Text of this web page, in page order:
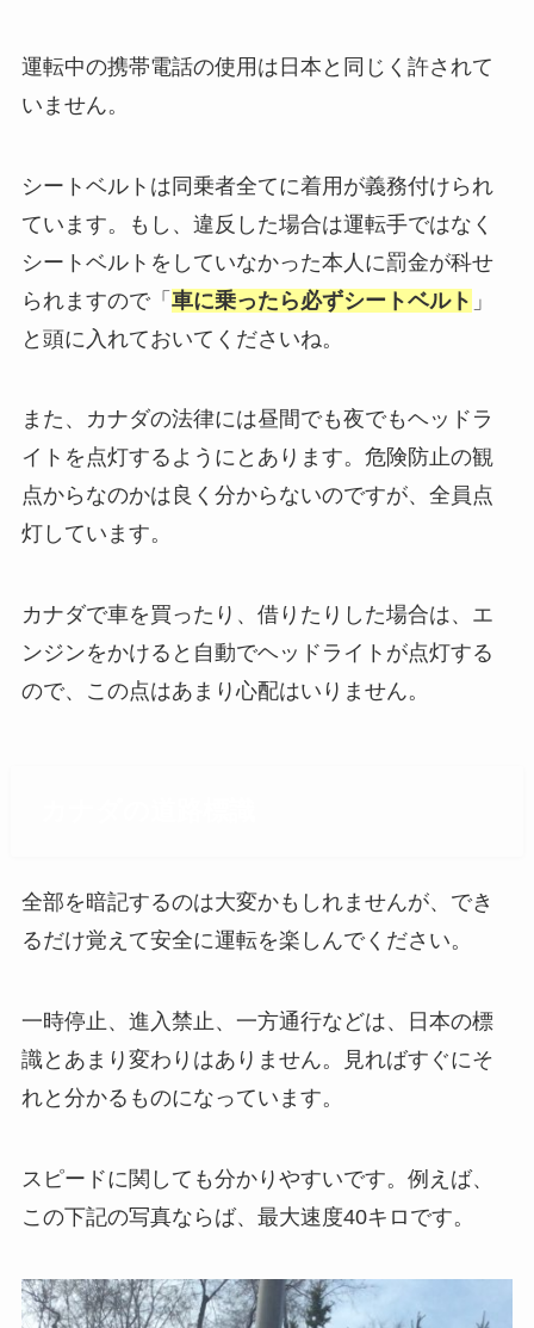
運転中の携帯電話の使用は日本と同じく許されて
いません。
シートベルトは同乗者全てに着用が義務付けられ
ています。もし、違反した場合は運転手ではなく
シートベルトをしていなかった本人に罰金が科せ
られますので「 車に乗ったら必ずシートベルト 」
と頭に入れておいてくださいね。
また、カナダの法律には昼間でも夜でもヘッドラ
イトを点灯するようにとあります。危険防止の観
点からなのかは良く分からないのですが、全員点
灯しています。
カナダで車を買ったり、借りたりした場合は、エ
ンジンをかけると自動でヘッドライトが点灯する
ので、この点はあまり心配はいりません。
全部を暗記するのは大変かもしれませんが、でき
るだけ覚えて安全に運転を楽しんでください。
一時停止、進入禁止、一方通行などは、日本の標
識とあまり変わりはありません。見ればすぐにそ
れと分かるものになっています。
スピードに関しても分かりやすいです。例えば、
この下記の写真ならば、最大速度40キロです。